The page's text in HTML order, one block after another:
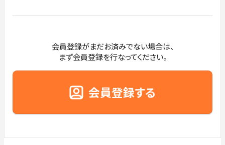
会員登録がまだお済みでない場合は、
まず会員登録を行なってください。
会員登録する